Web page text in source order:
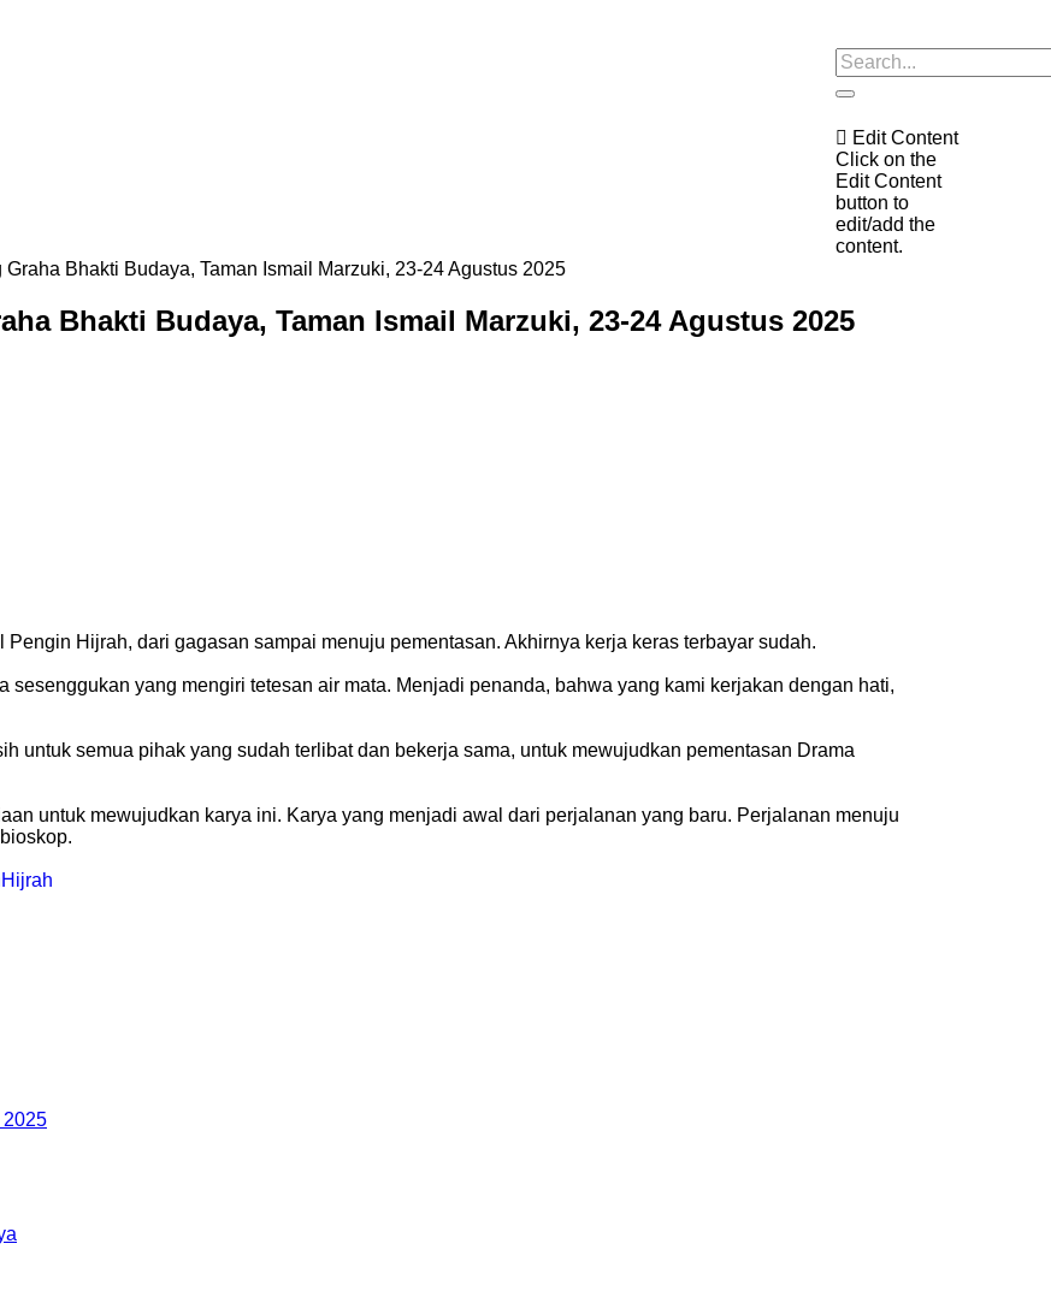
Edit Content
Click on the
Edit Content
button to
edit/add the
content.
Bhakti Budaya, Taman Ismail Marzuki, 23-24 Agustus 2025
Hijrah, dari gagasan sampai menuju pementasan. Akhirnya kerja keras terbayar sudah.
sesenggukan yang mengiri tetesan air mata. Menjadi penanda, bahwa yang kami kerjakan dengan hati,
untuk semua pihak yang sudah terlibat dan bekerja sama, untuk mewujudkan pementasan Drama
untuk mewujudkan karya ini. Karya yang menjadi awal dari perjalanan yang baru. Perjalanan menuju